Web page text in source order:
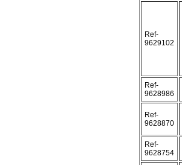
Ref-
9629102
Ref-
9628986
Ref-
9628870
Ref-
9628754